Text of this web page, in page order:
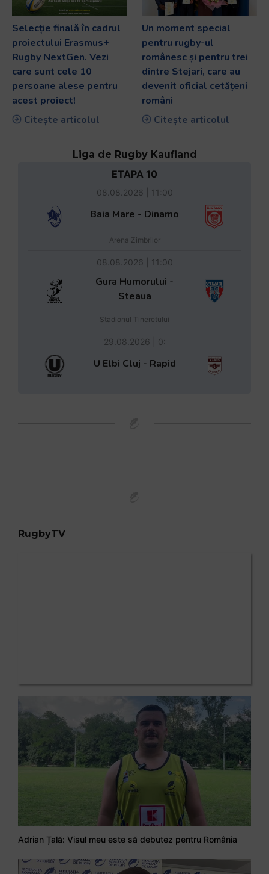
Selecție finală în cadrul
proiectului Erasmus+
Rugby NextGen. Vezi
care sunt cele 10
persoane alese pentru
acest proiect!
Citește articolul
Un moment special
pentru rugby-ul
românesc și pentru trei
dintre Stejari, care au
devenit oficial cetățeni
români
Citește articolul
Liga de Rugby Kaufland
ETAPA 10
08.08.2026 | 11:00
Baia Mare - Dinamo
Arena Zimbrilor
08.08.2026 | 11:00
Gura Humorului -
Steaua
Stadionul Tineretului
29.08.2026 | 0:
U Elbi Cluj - Rapid
RugbyTV
Adrian Țală: Visul meu este să debutez pentru România